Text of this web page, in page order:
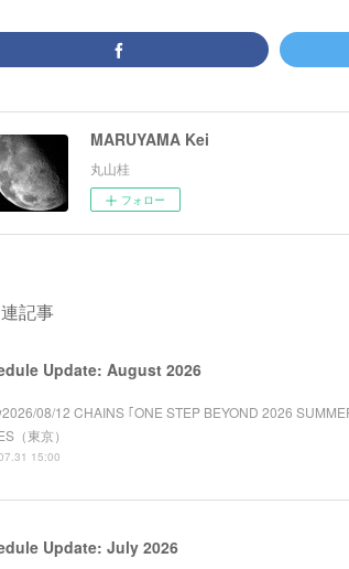
MARUYAMA Kei
丸山桂
フォロー
記事
Update: August 2026
08/12 CHAINS ｢ONE STEP BEYOND 2026
（東京）
15:00
Update: July 2026